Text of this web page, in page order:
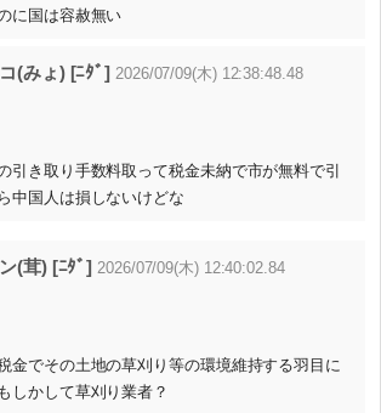
に国は容赦無い
(みょ) [ﾆﾀﾞ] 2026/07/09(木) 12:38:48.48
引き取り手数料取って税金未納で市が無料で引
中国人は損しないけどな
(茸) [ﾆﾀﾞ] 2026/07/09(木) 12:40:02.84
金でその土地の草刈り等の環境維持する羽目に
しかして草刈り業者？